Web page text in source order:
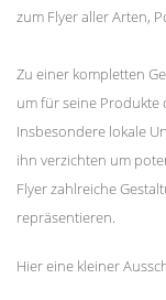
zum Flyer aller Arten,
Zu einer kompletten
um für seine Produkte
Insbesondere lokale
ihn verzichten um
Flyer zahlreiche
repräsentieren.
Hier eine kleiner